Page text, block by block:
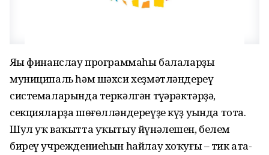
Яңы финанслау программаһы балаларҙы
муниципаль һәм шәхси хеҙмәтләндереү
системаларында теркәлгән түңәрәктәрҙә,
секцияларҙа шөғөлләндереүҙе күҙ уңында тота.
Шул уҡ ваҡытта уҡытыу йүнәлешен, белем
биреү учреждениеһын һайлау хоҡуғы – тик ата-